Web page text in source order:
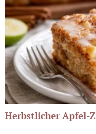
Herbstlicher Apfel-